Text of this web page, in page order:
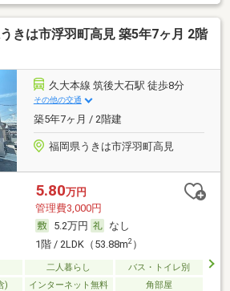
きは市浮羽町高見 築5年7ヶ月 2階
久大本線 筑後大石駅 徒歩8分
その他の交通
築5年7ヶ月 / 2階建
福岡県うきは市浮羽町高見
5.80万円
管理費3,000円
5.2万円
なし
1階 / 2LDK（53.88m2）
二人暮らし
バス・トイレ別
)
インターネット無料 角部屋